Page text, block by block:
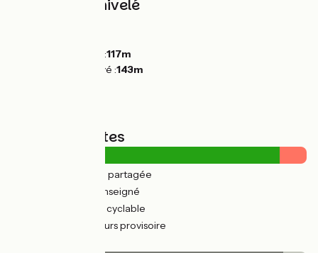
Pentes et dénivelé
Point le plus bas :117m
Point le plus élevé :143m
Types de routes
(22%) Route partagée
(7%) Non renseigné
(71%) Voie cyclable
(10%) Parcours provisoire